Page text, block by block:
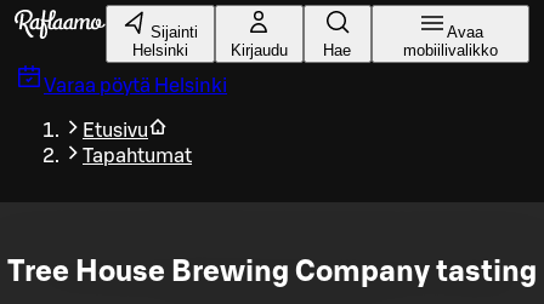
Siirry pääsisältöön
Sijainti
Helsinki
Kirjaudu Hae
Avaa
mobiilivalikko
Varaa pöytä Helsinki
Etusivu
Tapahtumat
Tree House Brewing Company tasting